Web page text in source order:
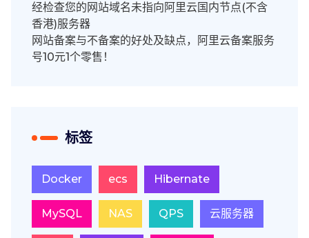
经检查您的网站域名未指向阿里云国内节点(不含
香港)服务器
网站备案与不备案的好处及缺点，阿里云备案服务
号10元1个零售！
标签
Docker ecs Hibernate
MySQL NAS QPS 云服务器